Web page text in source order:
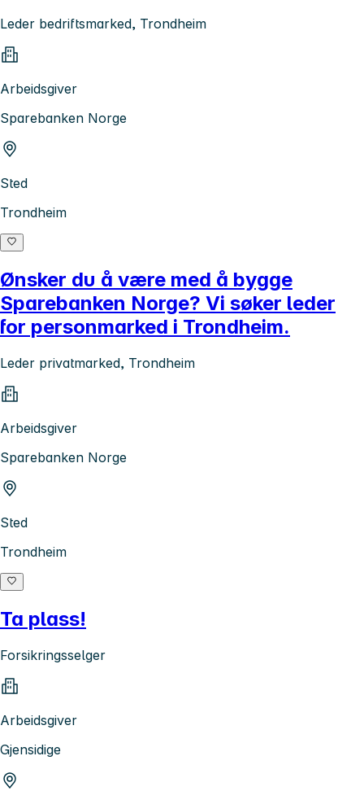
Leder bedriftsmarked, Trondheim
Arbeidsgiver
Sparebanken Norge
Sted
Trondheim
Ønsker du å være med å bygge
Sparebanken Norge? Vi søker leder
for personmarked i Trondheim.
Leder privatmarked, Trondheim
Arbeidsgiver
Sparebanken Norge
Sted
Trondheim
Ta plass!
Forsikringsselger
Arbeidsgiver
Gjensidige